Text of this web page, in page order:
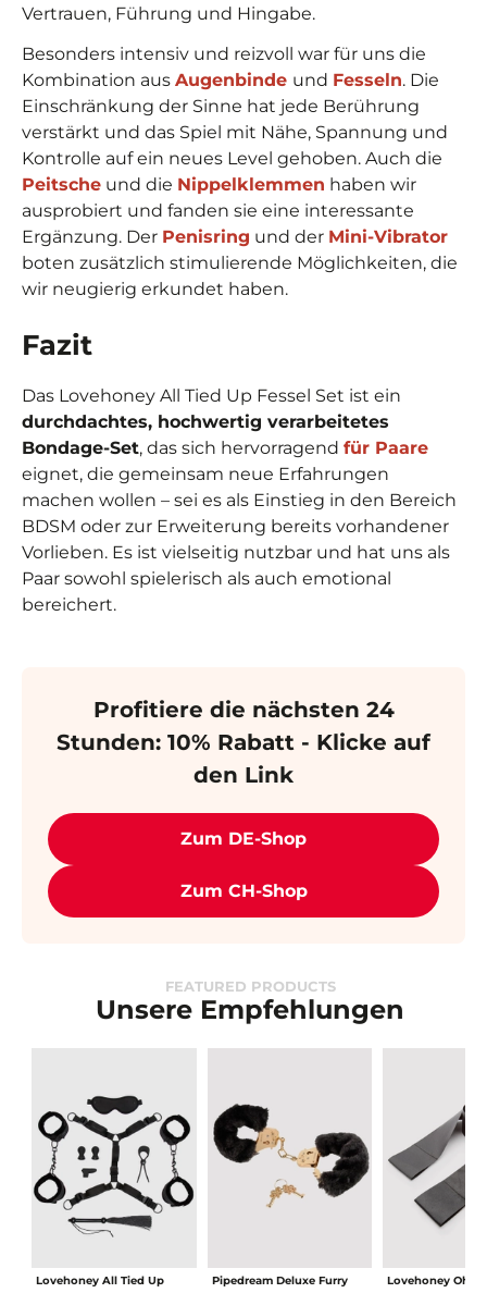
Vertrauen, Führung und Hingabe.
Besonders intensiv und reizvoll war für uns die
Kombination aus Augenbinde und Fesseln. Die
Einschränkung der Sinne hat jede Berührung
verstärkt und das Spiel mit Nähe, Spannung und
Kontrolle auf ein neues Level gehoben. Auch die
Peitsche und die Nippelklemmen haben wir
ausprobiert und fanden sie eine interessante
Ergänzung. Der Penisring und der Mini-Vibrator
boten zusätzlich stimulierende Möglichkeiten, die
wir neugierig erkundet haben.
Fazit
Das Lovehoney All Tied Up Fessel Set ist ein
durchdachtes, hochwertig verarbeitetes
Bondage-Set, das sich hervorragend für Paare
eignet, die gemeinsam neue Erfahrungen
machen wollen – sei es als Einstieg in den Bereich
BDSM oder zur Erweiterung bereits vorhandener
Vorlieben. Es ist vielseitig nutzbar und hat uns als
Paar sowohl spielerisch als auch emotional
bereichert.
Profitiere die nächsten 24
Stunden: 10% Rabatt - Klicke auf
den Link
Zum DE-Shop
Zum CH-Shop
FEATURED PRODUCTS
Unsere Empfehlungen
Lovehoney All Tied Up
Pipedream Deluxe Furry
Lovehoney Oh!